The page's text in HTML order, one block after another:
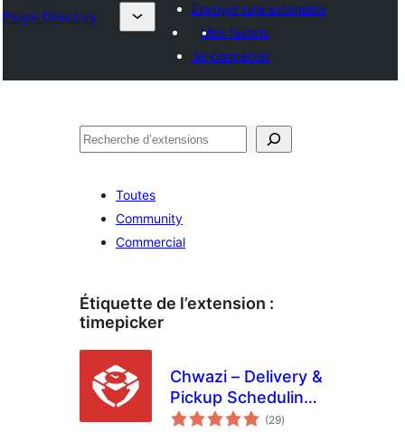
Plugin Directory
Envoyer une extension
Mes favoris
Se connecter
Rechercher
Toutes
Community
Commercial
Étiquette de l’extension :
timepicker
Chwazi – Delivery &
Pickup Scheduling
for WooCommerce
(29notes
en
)